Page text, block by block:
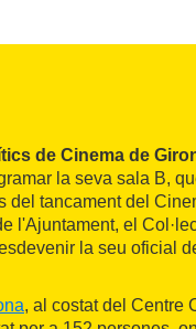
de Cinema de
la seva sala B,
del tancament del
l'Ajuntament, el
la seu oficial
, al costat del Centre